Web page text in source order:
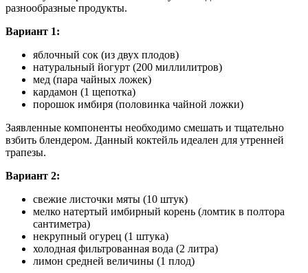
разнообразные продукты.
Вариант 1:
яблочный сок (из двух плодов)
натуральный йогурт (200 миллилитров)
мед (пара чайных ложек)
кардамон (1 щепотка)
порошок имбиря (половинка чайной ложки)
Заявленные компоненты необходимо смешать и тщательно
взбить блендером. Данный коктейль идеален для утренней
трапезы.
Вариант 2:
свежие листочки мяты (10 штук)
мелко натертый имбирный корень (ломтик в полтора
сантиметра)
некрупный огурец (1 штука)
холодная фильтрованная вода (2 литра)
лимон средней величины (1 плод)